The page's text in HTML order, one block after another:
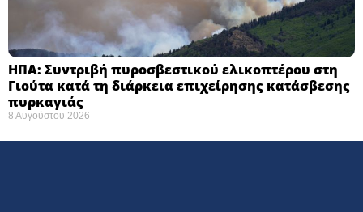
ΗΠΑ: Συντριβή πυροσβεστικού ελικοπτέρου στη
Γιούτα κατά τη διάρκεια επιχείρησης κατάσβεσης
πυρκαγιάς ​
8 Αυγούστου 2026